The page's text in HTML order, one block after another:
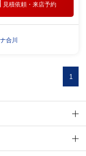
見積依頼・来店予約
合川
1